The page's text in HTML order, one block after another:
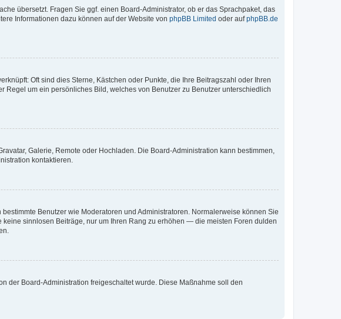
übersetzt. Fragen Sie ggf. einen Board-Administrator, ob er das Sprachpaket, das
Informationen dazu können auf der Website von phpBB Limited oder aufphpBB.de
Oft sind dies Sterne, Kästchen oder Punkte, die Ihre Beitragszahl oder Ihren
Regel um ein persönliches Bild, welches von Benutzer zu Benutzer unterschiedlich
Galerie, Remote oder Hochladen. Die Board-Administration kann bestimmen,
kontaktieren.
Benutzer wie Moderatoren und Administratoren. Normalerweise können Sie
sinnlosen Beiträge, nur um Ihren Rang zu erhöhen — die meisten Foren dulden
der Board-Administration freigeschaltet wurde. Diese Maßnahme soll den